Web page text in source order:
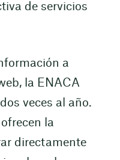
de servicios
a
la ENACA
veces al año.
la
directamente